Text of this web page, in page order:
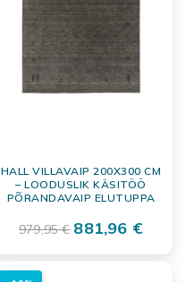
HALL VILLAVAIP 200X300 CM
– LOODUSLIK KÄSITÖÖ
PÕRANDAVAIP ELUTUPPA
979,95 € 881,96 €